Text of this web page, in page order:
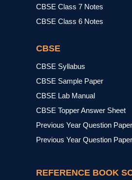
CBSE Class 7 Notes
CBSE Class 6 Notes
CBSE
CBSE Syllabus
CBSE Sample Paper
CBSE Lab Manual
CBSE Topper Answer Sheet
Previous Year Question
Previous Year Question
REFERENCE BOOK